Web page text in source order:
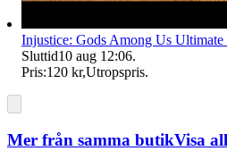
Injustice: Gods Among Us
Sluttid10 aug 12:06.
Pris:120 kr,Utropspris.
Mer från samma butikVisa